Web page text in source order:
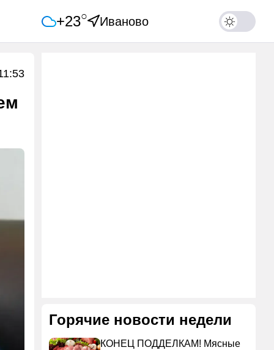
+23○ Иваново
Горячие новости недели
КОНЕЦ ПОДДЕЛКАМ! Мясные